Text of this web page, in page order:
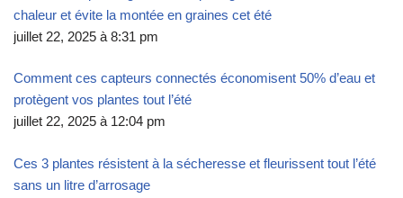
chaleur et évite la montée en graines cet été
juillet 22, 2025 à 8:31 pm
Comment ces capteurs connectés économisent 50% d’eau et
protègent vos plantes tout l’été
juillet 22, 2025 à 12:04 pm
Ces 3 plantes résistent à la sécheresse et fleurissent tout l’été
sans un litre d’arrosage